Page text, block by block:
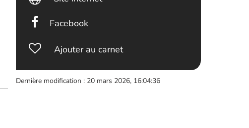
Facebook
Ajouter au carnet
Dernière modification : 20 mars 2026, 16:04:36